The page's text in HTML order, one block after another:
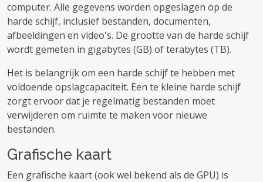
computer. Alle gegevens worden opgeslagen op de
harde schijf, inclusief bestanden, documenten,
afbeeldingen en video's. De grootte van de harde schijf
wordt gemeten in gigabytes (GB) of terabytes (TB).
Het is belangrijk om een ​​harde schijf te hebben met
voldoende opslagcapaciteit. Een te kleine harde schijf
zorgt ervoor dat je regelmatig bestanden moet
verwijderen om ruimte te maken voor nieuwe
bestanden.
Grafische kaart
Een grafische kaart (ook wel bekend als de GPU) is